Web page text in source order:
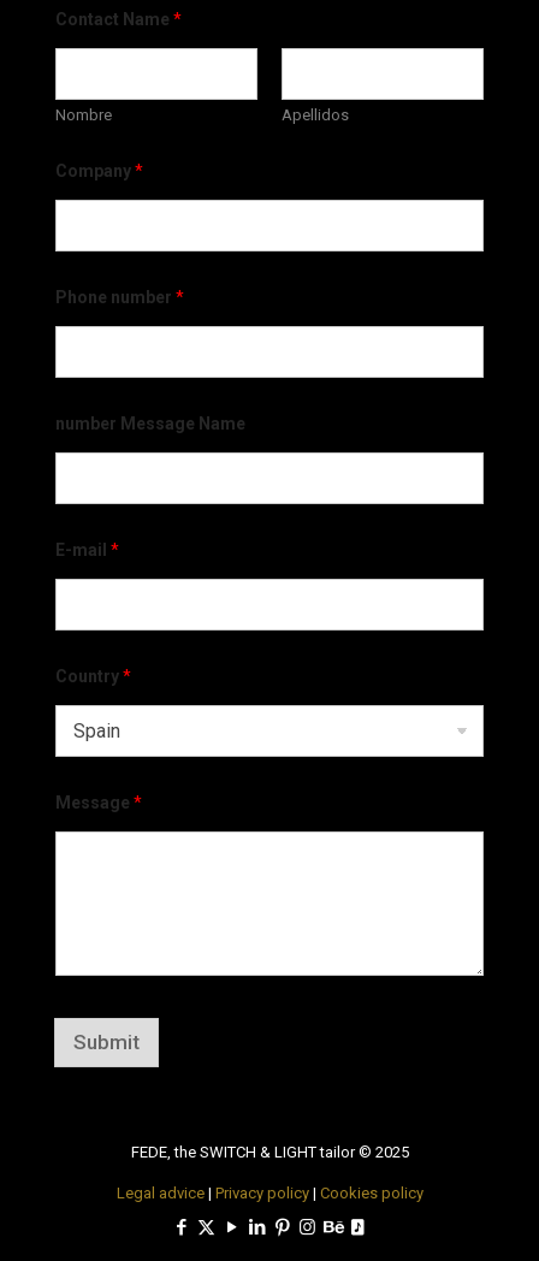
Contact Name *
Nombre Apellidos
Company*
Phone number *
number Message Name
E-mail *
Country*
Message *
Submit
FEDE, the SWITCH & LIGHT tailor © 2025
Legal advice| Privacy policy| Cookies policy